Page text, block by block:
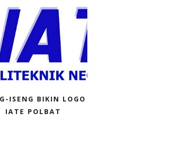
ISENG BIKIN LOGO
IATE POLBAT